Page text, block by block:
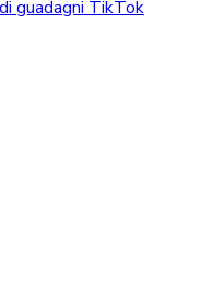
guadagni TikTok